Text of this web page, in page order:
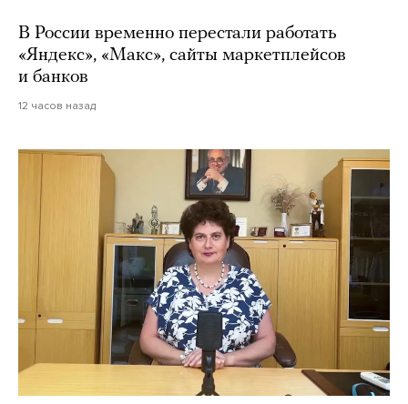
В России временно перестали работать
«Яндекс», «Макс», сайты маркетплейсов
и банков
12 часов назад